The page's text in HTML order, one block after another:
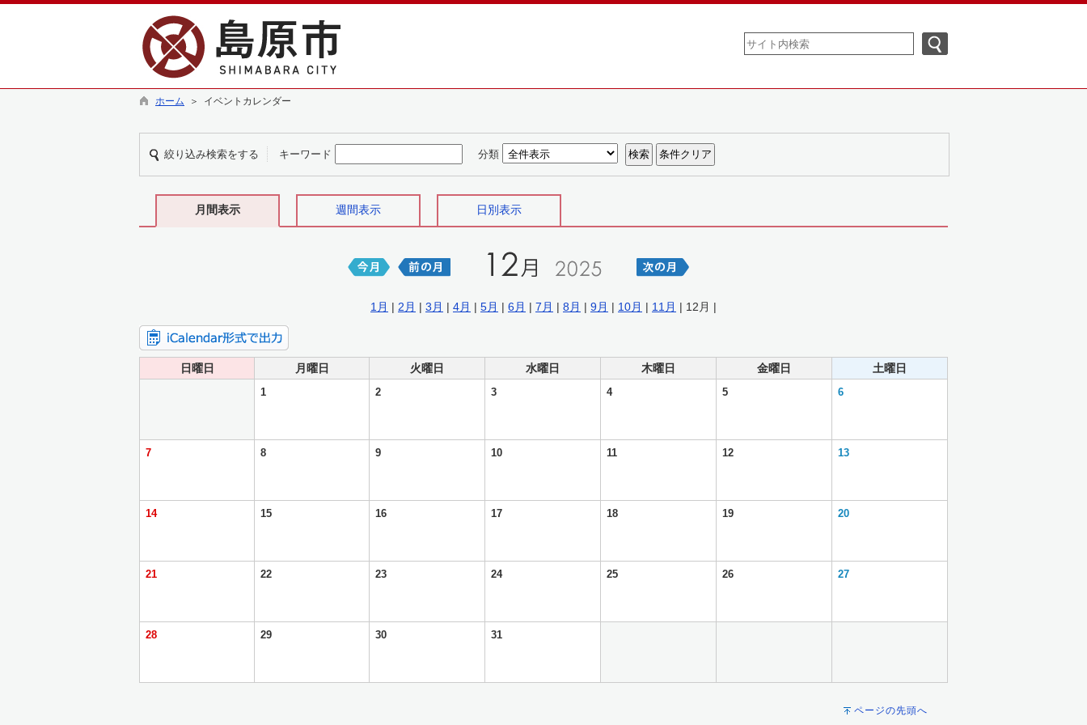
ホーム ＞ イベントカレンダー
絞り込み検索をする キーワード 分類
月間表示 週間表示 日別表示
1月 | 2月 | 3月 | 4月 | 5月 | 6月 | 7月 | 8月 | 9月 | 10月 | 11月 | 12月 |
日曜日 月曜日 火曜日 水曜日 木曜日 金曜日 土曜日
1 2 3 4 5 6
7 8 9 10 11 12 13
14 15 16 17 18 19 20
21 22 23 24 25 26 27
28 29 30 31
ページの先頭へ